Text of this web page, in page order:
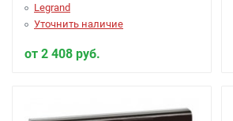
Legrand
Уточнить наличие
от 2 408 руб.